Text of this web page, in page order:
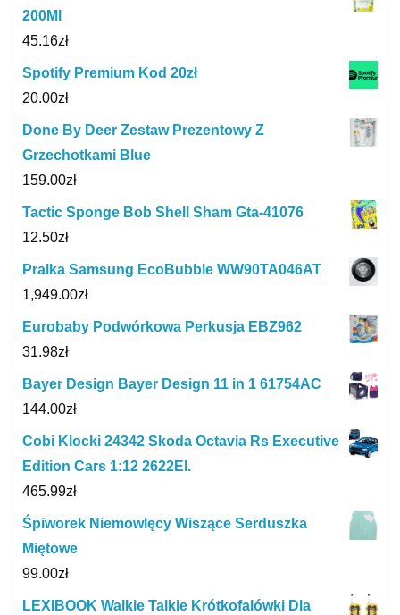
200Ml
45.16zł
Spotify Premium Kod 20zł
20.00zł
Done By Deer Zestaw Prezentowy Z
Grzechotkami Blue
159.00zł
Tactic Sponge Bob Shell Sham Gta-41076
12.50zł
Pralka Samsung EcoBubble WW90TA046AT
1,949.00zł
Eurobaby Podwórkowa Perkusja EBZ962
31.98zł
Bayer Design Bayer Design 11 in 1 61754AC
144.00zł
Cobi Klocki 24342 Skoda Octavia Rs Executive
Edition Cars 1:12 2622El.
465.99zł
Śpiworek Niemowlęcy Wiszące Serduszka
Miętowe
99.00zł
LEXIBOOK Walkie Talkie Krótkofalówki Dla